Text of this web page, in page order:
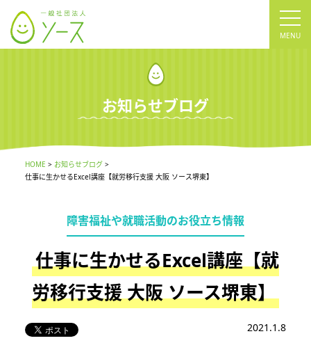
お知らせブログ
HOME
お知らせブログ
仕事に生かせるExcel講座【就労移行支援 大阪 ソース堺東】
障害福祉や就職活動のお役立ち情報
仕事に生かせるExcel講座【就
労移行支援 大阪 ソース堺東】
2021.1.8